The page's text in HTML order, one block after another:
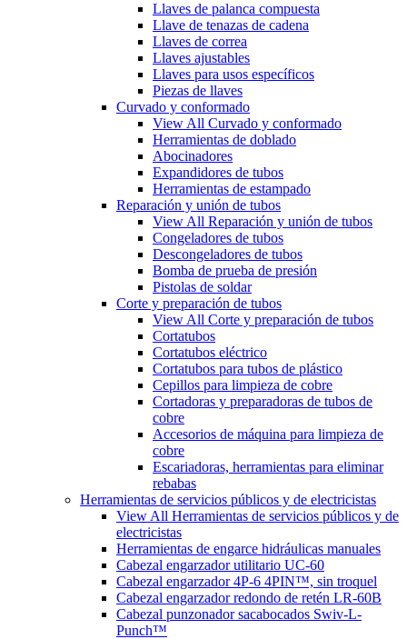
Llaves de palanca compuesta
Llave de tenazas de cadena
Llaves de correa
Llaves ajustables
Llaves para usos específicos
Piezas de llaves
Curvado y conformado
View All Curvado y conformado
Herramientas de doblado
Abocinadores
Expandidores de tubos
Herramientas de estampado
Reparación y unión de tubos
View All Reparación y unión de tubos
Congeladores de tubos
Descongeladores de tubos
Bomba de prueba de presión
Pistolas de soldar
Corte y preparación de tubos
View All Corte y preparación de tubos
Cortatubos
Cortatubos eléctrico
Cortatubos para tubos de plástico
Cepillos para limpieza de cobre
Cortadoras y preparadoras de tubos de
cobre
Accesorios de máquina para limpieza de
cobre
Escariadoras, herramientas para eliminar
rebabas
Herramientas de servicios públicos y de electricistas
View All Herramientas de servicios públicos y de
electricistas
Herramientas de engarce hidráulicas manuales
Cabezal engarzador utilitario UC-60
Cabezal engarzador 4P-6 4PIN™, sin troquel
Cabezal engarzador redondo de retén LR-60B
Cabezal punzonador sacabocados Swiv-L-
Punch™